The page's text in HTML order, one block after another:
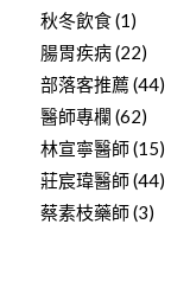
秋冬飲食(1)
腸胃疾病(22)
部落客推薦 (44)
醫師專欄 (62)
林宣寧醫師(15)
莊宸瑋醫師(44)
蔡素枝藥師(3)